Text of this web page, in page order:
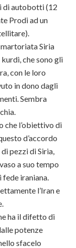
di autobotti (12
Prodi ad un
martoriata Siria
che sono gli
con le loro
in dono dagli
Sembra
che l’obiettivo di
d’accordo
pezzi di Siria,
a suo tempo
iraniana.
l’Iran e
ha il difetto di
potenze
sfacelo